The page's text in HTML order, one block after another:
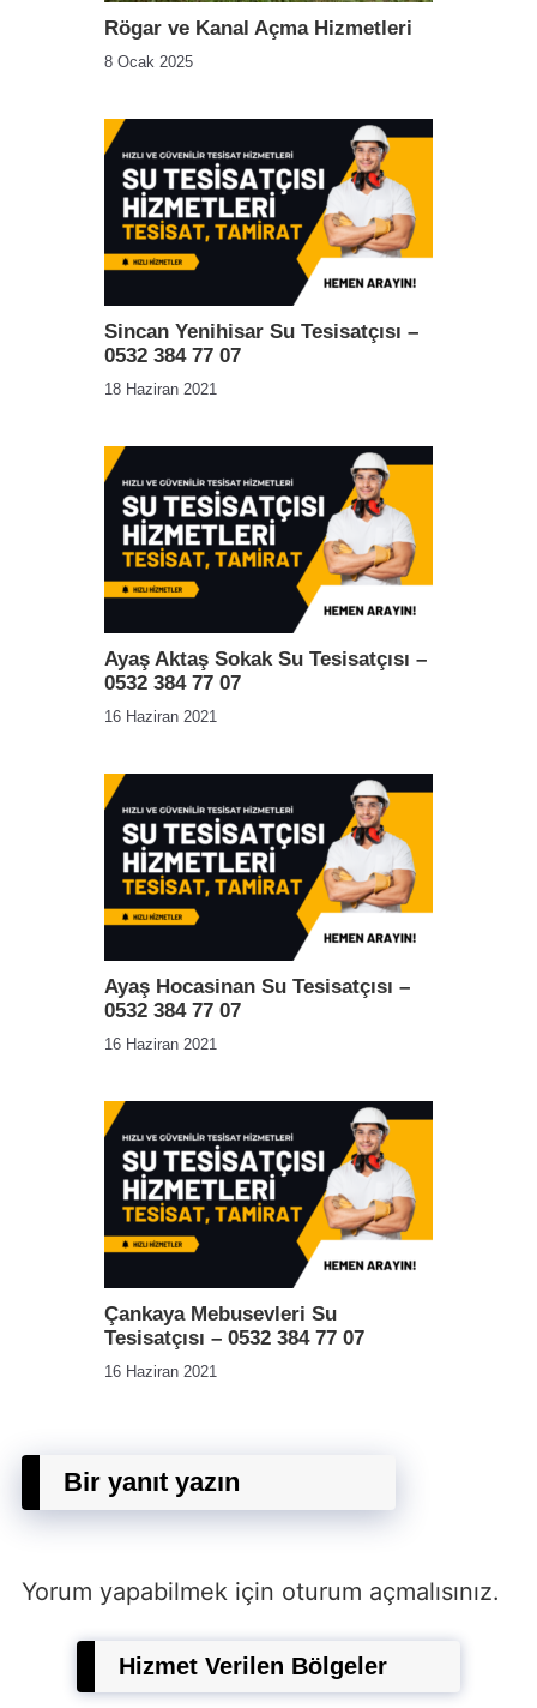
Rögar ve Kanal Açma Hizmetleri
8 Ocak 2025
Sincan Yenihisar Su Tesisatçısı –
0532 384 77 07
18 Haziran 2021
Ayaş Aktaş Sokak Su Tesisatçısı –
0532 384 77 07
16 Haziran 2021
Ayaş Hocasinan Su Tesisatçısı –
0532 384 77 07
16 Haziran 2021
Çankaya Mebusevleri Su
Tesisatçısı – 0532 384 77 07
16 Haziran 2021
Bir yanıt yazın
Yorum yapabilmek için oturum açmalısınız.
Hizmet Verilen Bölgeler